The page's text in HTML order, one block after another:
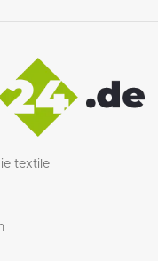
textile